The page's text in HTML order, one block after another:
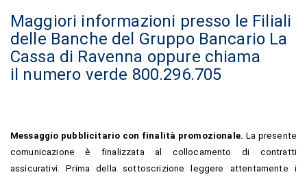
Maggiori informazioni presso le Filiali
delle Banche del Gruppo Bancario La
Cassa di Ravenna oppure chiama
il numero verde 800.296.705
Messaggio pubblicitario con finalità promozionale. La presente
comunicazione è finalizzata al collocamento di contratti
assicurativi. Prima della sottoscrizione leggere attentamente i